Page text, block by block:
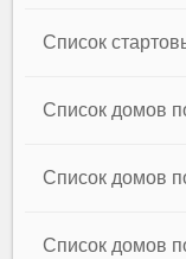
Список
Список домов
Список домов
Список домов